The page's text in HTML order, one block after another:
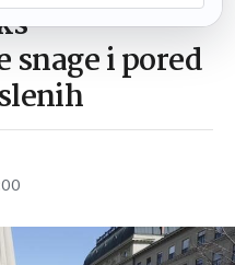
–
snage i pored